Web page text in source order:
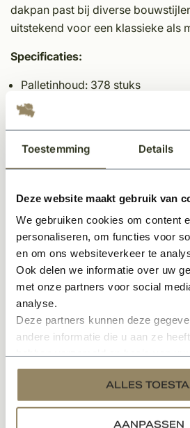
Toestemming Details
Deze website maakt gebruik van
We gebruiken cookies om content
personaliseren, om functies voor
en om ons websiteverkeer te
Ook delen we informatie over uw
met onze partners voor social
analyse.
Deze partners kunnen deze
andere informatie die u aan ze
services.
ALLES
AANPASSEN
dakpan past bij diverse
uitstekend voor een klassieke als
Specificaties:
Palletinhoud: 378 stuks
Aantal per m
Gemiddeld werkende breedte:
*Voor het aanvragen van een
u ons vrijblijvend een e-mail sturen
prijsopgaaf.
*Besteleenheid per pallet. Zie
bijbehorende aantallen.
Specificaties
Documenten
Gerelateerde producten